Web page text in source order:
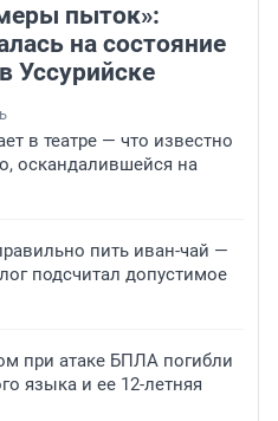
пыток»:
на состояние
Уссурийске
в театре — что известно
оскандалившейся на
пить иван-чай —
подсчитал допустимое
при атаке БПЛА погибли
языка и ее 12-летняя